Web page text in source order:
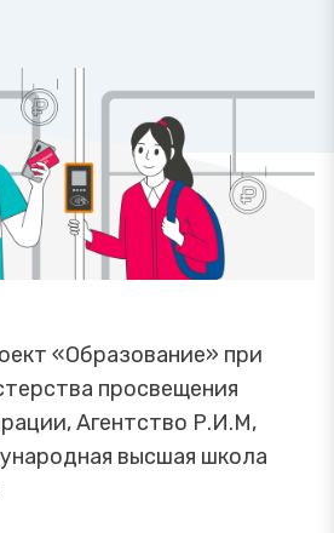
«Образование» при
просвещения
Агентство Р.И.М,
высшая школа